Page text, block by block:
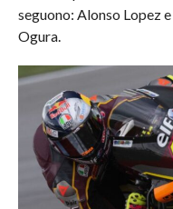
seguono: Alonso Lopez
Ogura.